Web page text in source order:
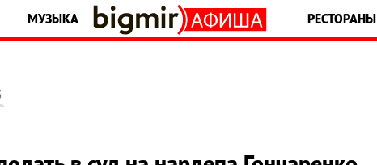
МУЗЫКА РЕСТОРАНЫ